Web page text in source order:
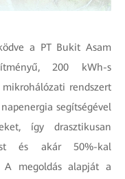
a PT Bukit Asam
200 kWh-s
rendszert
segítségével
így drasztikusan
és akár 50%-kal
A megoldás alapját a